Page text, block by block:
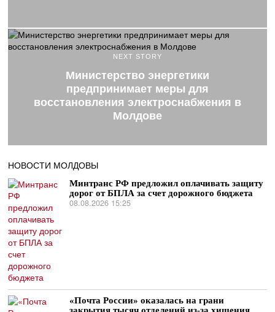
NEXT STORY
Министерство энергетики
предпринимает меры для
восстановления электроснабжения в
Молдове
НОВОСТИ МОЛДОВЫ
Минтранс РФ предложил оплачивать защиту
дорог от БПЛА за счет дорожного бюджета
08.08.2026 15:25
«Почта России» оказалась на грани
закрытия тысяч отделений из-за хищения